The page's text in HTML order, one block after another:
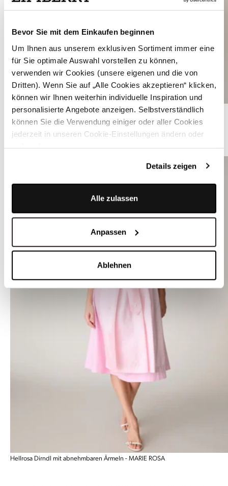
Bevor Sie mit dem Einkaufen beginnen
Um Ihnen aus unserem exklusiven Sortiment immer eine
für Sie optimale Auswahl vorstellen zu können,
verwenden wir Cookies (unsere eigenen und die von
Dritten). Wenn Sie auf „Alle Cookies akzeptieren“ klicken,
können wir Ihnen weiterhin individuelle Inspiration und
personalisierte Angebote anzeigen. Selbstverständlich
können Sie die Verwendung einiger oder aller Cookies
jederzeit in unseren Cookie-Einstellungen ändern oder
Details zeigen
Alle zulassen
Anpassen
Ablehnen
Grünes Dirndl mit Samt-Mieder - CARA DEEP LIME
Hellrosa Dirndl mit abnehmbaren Ärmeln - MARIE ROSA